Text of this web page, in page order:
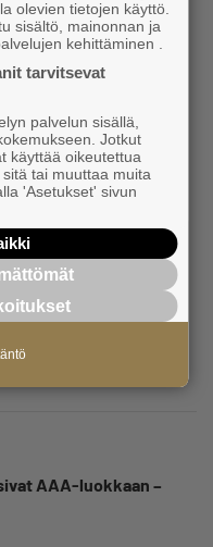
vuoden aikana
epäilyn herätessä
AAA-luokkaan –
olevien tietojen käyttö.
sisältö, mainonnan ja
kehittäminen .
tarvitsevat
palvelun sisällä,
Jotkut
käyttää oikeutettua
tai muuttaa muita
'Asetukset' sivun